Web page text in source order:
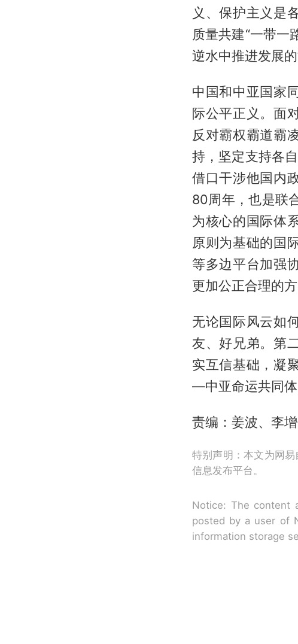
义、保护主义是
质量共建“一带一
逆水中推进发展的
中国和中亚国家
际公平正义。面
反对霸权霸道霸
持，坚定支持各
借口干涉他国内
80周年，也是联
为核心的国际体
原则为基础的国
等多边平台加强
更加公正合理的方
无论国际风云如
友、好兄弟。第
实互信基础，凝
—中亚命运共同体
责编：姜波、李
特别声明：本文为网
信息发布平台。
Notice: The content
posted by a user of
information storage